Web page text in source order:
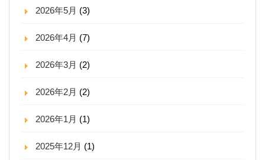
2026年5月 (3)
2026年4月 (7)
2026年3月 (2)
2026年2月 (2)
2026年1月 (1)
2025年12月 (1)